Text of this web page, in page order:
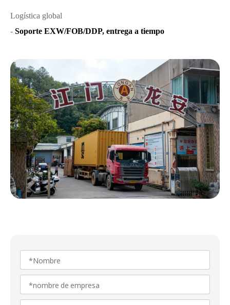
Logística global
- Soporte EXW/FOB/DDP, entrega a tiempo